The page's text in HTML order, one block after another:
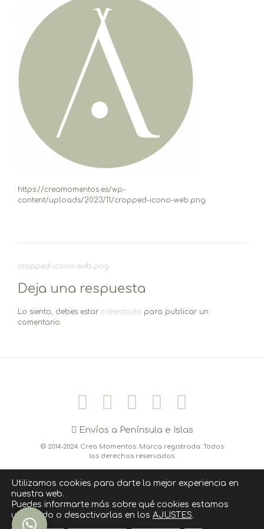
https://creamomentos.es/wp-
content/uploads/2023/11/cropped-icono-web.png
Navegación
entradas
cropped-icono-web.png
Deja una respuesta
Lo siento, debes estar conectado para publicar un
comentario.
Envíos a Península e Islas
© 2014-2024 Crea Momentos. Marca registrada. Todos
los derechos reservados.
CONÓCEME CONTACTO
CÓMO COMPRAR
POLITICA DE COOKIES
AVISO LEGAL
Utilizamos cookies para darte la mejor experiencia en
nuestra web.
Puedes informarte más sobre qué cookies estamos
utilizando o desactivarlas en los AJUSTES.